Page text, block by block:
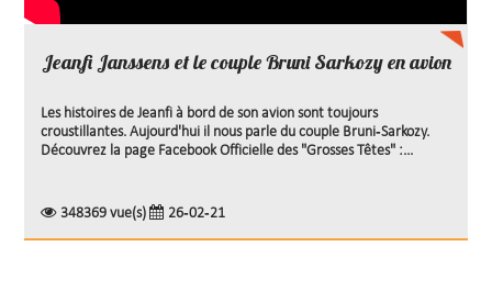
Jeanfi Janssens et le couple Bruni Sarkozy en avion
Les histoires de Jeanfi à bord de son avion sont toujours
croustillantes. Aujourd'hui il nous parle du couple Bruni-Sarkozy.
Découvrez la page Facebook Officielle des "Grosses Têtes" :...
348369 vue(s) 26-02-21